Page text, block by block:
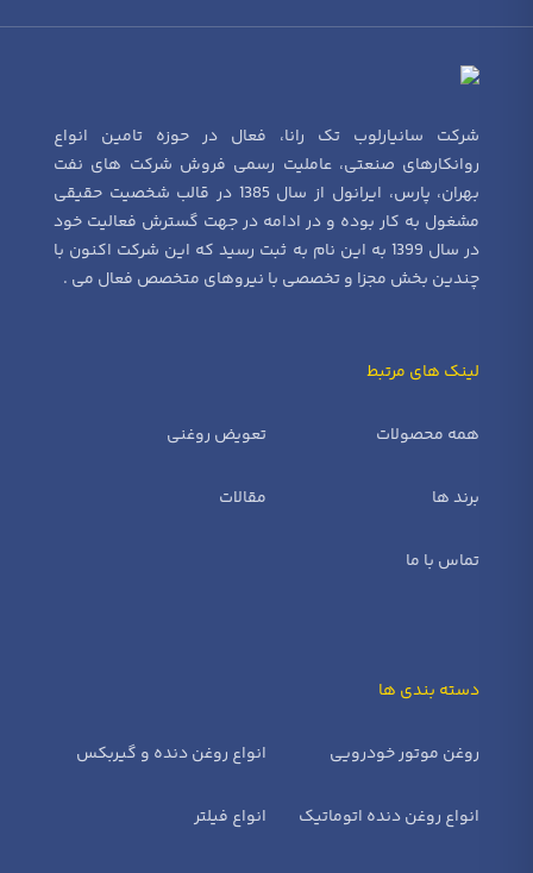
شرکت سانیارلوب تک رانا، فعال در حوزه تامین انواع
روانکارهای صنعتی، عاملیت رسمی فروش شرکت های نفت
بهران، پارس، ایرانول از سال 1385 در قالب شخصیت حقیقی
مشغول به کار بوده و در ادامه در جهت گسترش فعالیت خود
در سال 1399 به این نام به ثبت رسید که این شرکت اکنون با
چندین بخش مجزا و تخصصی با نیروهای متخصص فعال می .
لینک های مرتبط
همه محصولات تعویض روغنی
برند ها مقالات
تماس با ما
دسته بندی ها
روغن موتور خودرویی انواع روغن دنده و گیربکس
انواع روغن دنده اتوماتیک انواع فیلتر